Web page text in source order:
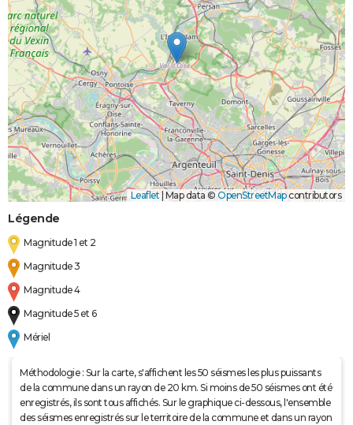
Leaflet Map data ©OpenStreetMapcontributors
Légende
Magnitude 1 et 2
Magnitude 3
Magnitude 4
Magnitude 5 et 6
Mériel
Méthodologie : Sur la carte, s'affichent les 50 séismes les plus puissants
de la commune dans un rayon de 20 km. Si moins de 50 séismes ont été
enregistrés, ils sont tous affichés. Sur le graphique ci-dessous, l'ensemble
des séismes enregistrés sur le territoire de la commune et dans un rayon